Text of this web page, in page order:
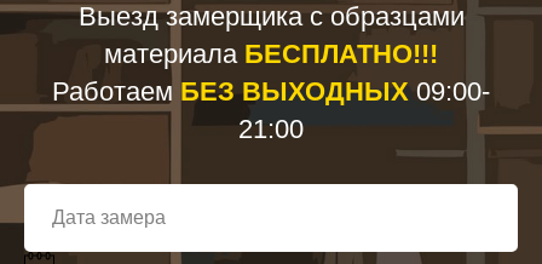
Выезд замерщика с образцами
материала БЕСПЛАТНО!!!
Работаем БЕЗ ВЫХОДНЫХ09:00-
21:00